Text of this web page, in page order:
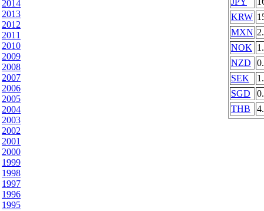
2014
2013
2012
2011
2010
2009
2008
2007
2006
2005
2004
2003
2002
2001
2000
1999
1998
1997
1996
1995
KRW
MXN
NOK
NZD
SEK
SGD
THB